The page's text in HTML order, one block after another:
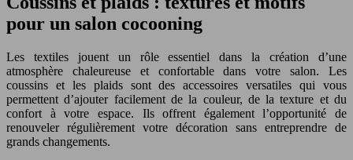
pour un salon cocooning
Les textiles jouent un rôle essentiel dans la création d’une
atmosphère chaleureuse et confortable dans votre salon. Les
coussins et les plaids sont des accessoires versatiles qui vous
permettent d’ajouter facilement de la couleur, de la texture et du
confort à votre espace. Ils offrent également l’opportunité de
renouveler régulièrement votre décoration sans entreprendre de
grands changements.